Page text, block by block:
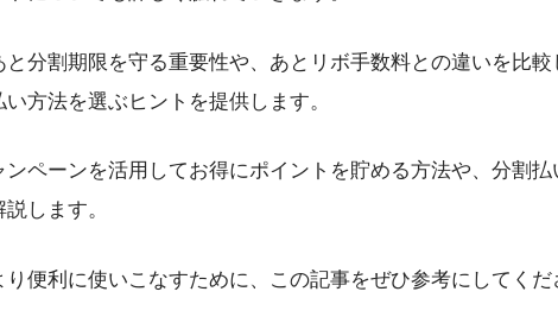
分割期限を守る重要性や、あとリボ手数料との違いを比較
方法を選ぶヒントを提供します。
ペーンを活用してお得にポイントを貯める方法や、分割払
します。
便利に使いこなすために、この記事をぜひ参考にしてくだ